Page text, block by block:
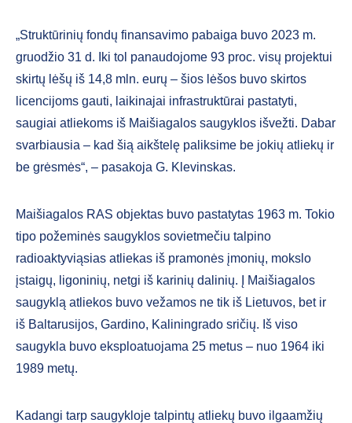
„Struktūrinių fondų finansavimo pabaiga buvo 2023 m.
gruodžio 31 d. Iki tol panaudojome 93 proc. visų projektui
skirtų lėšų iš 14,8 mln. eurų – šios lėšos buvo skirtos
licencijoms gauti, laikinajai infrastruktūrai pastatyti,
saugiai atliekoms iš Maišiagalos saugyklos išvežti. Dabar
svarbiausia – kad šią aikštelę paliksime be jokių atliekų ir
be grėsmės“, – pasakoja G. Klevinskas.
Maišiagalos RAS objektas buvo pastatytas 1963 m. Tokio
tipo požeminės saugyklos sovietmečiu talpino
radioaktyviąsias atliekas iš pramonės įmonių, mokslo
įstaigų, ligoninių, netgi iš karinių dalinių. Į Maišiagalos
saugyklą atliekos buvo vežamos ne tik iš Lietuvos, bet ir
iš Baltarusijos, Gardino, Kaliningrado sričių. Iš viso
saugykla buvo eksploatuojama 25 metus – nuo 1964 iki
1989 metų.
Kadangi tarp saugykloje talpintų atliekų buvo ilgaamžių